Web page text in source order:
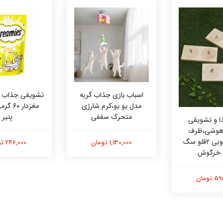
و تشویقی
هوشی،ظرف
هوشی چوبی ۲قلو سگ
خرگوش
اسباب بازی جذاب گربه
مدل یو یو،کرم شارژی
متحرک سقفی
1,130,000 تومان
تشویقی جذاب
پنیر
246,000 تومان